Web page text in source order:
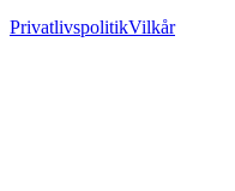
PrivatlivspolitikVilkår